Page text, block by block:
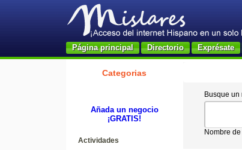
Página principal Directorio Exprésate
Categorias
Añada un negocio
¡GRATIS!
Actividades
Busque
Nombre